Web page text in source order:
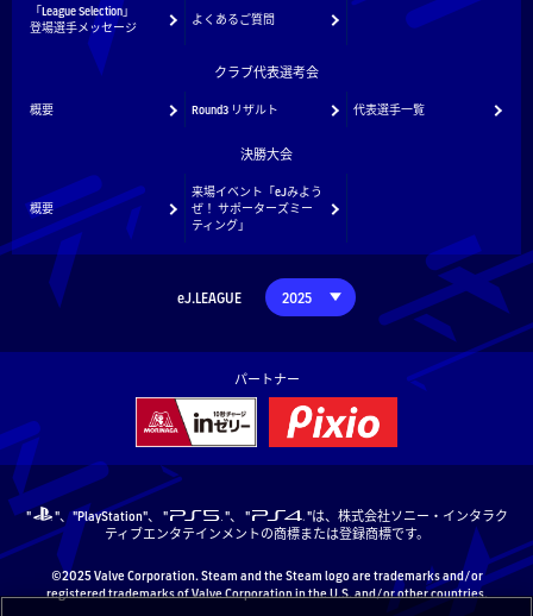
「League Selection」
登場選手メッセージ
よくあるご質問
クラブ代表選考会
概要 Round3 リザルト 代表選手一覧
決勝大会
概要
来場イベント「eJみよう
ぜ！ サポーターズミー
ティング」
eJ.LEAGUE
パートナー
" "、"PlayStation"、 " "、 "
"は、株式会社ソニー・インタラク
ティブエンタテインメントの商標または登録商標です。
©2025 Valve Corporation. Steam and the Steam logo are trademarks and/or
registered trademarks of Valve Corporation in the U.S. and/or other countries.